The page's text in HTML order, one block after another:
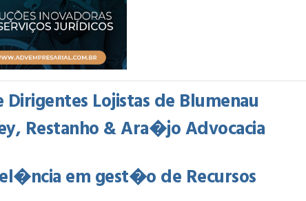
Lojistas de Blumenau
Restanho & Ara�jo Advocacia
em gest�o de Recursos